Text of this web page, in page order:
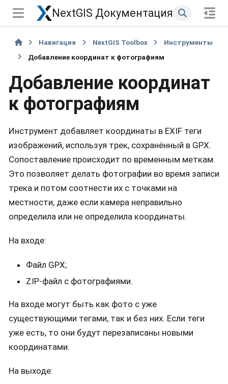
NextGIS Документация
Навигация NextGIS Toolbox
Инструменты
Добавление координат к фотографиям
Добавление координат
к фотографиям
Инструмент добавляет координаты в EXIF теги
изображений, используя трек, сохранённый в GPX.
Сопоставление происходит по временным меткам.
Это позволяет делать фотографии во время записи
трека и потом соотнести их с точками на
местности, даже если камера неправильно
определила или не определила координаты.
На входе:
Файл GPX;
ZIP-файл с фотографиями.
На входе могут быть как фото с уже
существующими тегами, так и без них. Если теги
уже есть, то они будут перезаписаны новыми
координатами.
На выходе: